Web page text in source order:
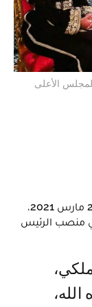
الأعلى
استقبل الملك محمد السادس، يومه الاثنين 22 مارس 2021،
منصب الرئيس
الله،